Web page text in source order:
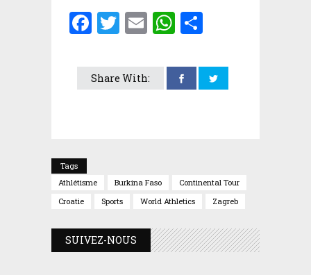
Facebook
Twitter
EmailWhatsApp
Share With:
Tags
Athlétisme
Burkina Faso
Continental Tour
Croatie
Sports World Athletics Zagreb
SUIVEZ-NOUS